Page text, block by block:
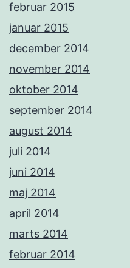
februar 2015
januar 2015
december 2014
november 2014
oktober 2014
september 2014
august 2014
juli 2014
juni 2014
maj 2014
april 2014
marts 2014
februar 2014